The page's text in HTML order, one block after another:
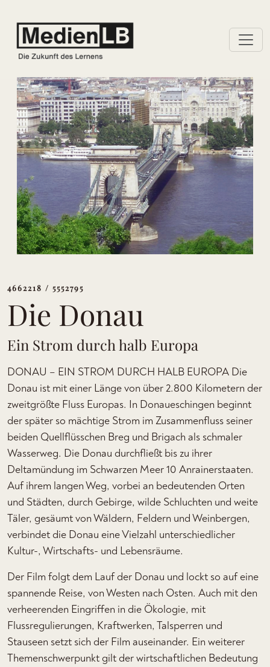
4662218 / 5552795
Die Donau
Ein Strom durch halb Europa
DONAU – EIN STROM DURCH HALB EUROPA Die
Donau ist mit einer Länge von über 2.800 Kilometern der
zweitgrößte Fluss Europas. In Donaueschingen beginnt
der später so mächtige Strom im Zusammenfluss seiner
beiden Quellflüsschen Breg und Brigach als schmaler
Wasserweg. Die Donau durchfließt bis zu ihrer
Deltamündung im Schwarzen Meer 10 Anrainerstaaten.
Auf ihrem langen Weg, vorbei an bedeutenden Orten
und Städten, durch Gebirge, wilde Schluchten und weite
Täler, gesäumt von Wäldern, Feldern und Weinbergen,
verbindet die Donau eine Vielzahl unterschiedlicher
Kultur-, Wirtschafts- und Lebensräume.
Der Film folgt dem Lauf der Donau und lockt so auf eine
spannende Reise, von Westen nach Osten. Auch mit den
verheerenden Eingriffen in die Ökologie, mit
Flussregulierungen, Kraftwerken, Talsperren und
Stauseen setzt sich der Film auseinander. Ein weiterer
Themenschwerpunkt gilt der wirtschaftlichen Bedeutung